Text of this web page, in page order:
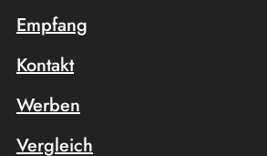
Empfang
Kontakt
Werben
Vergleich